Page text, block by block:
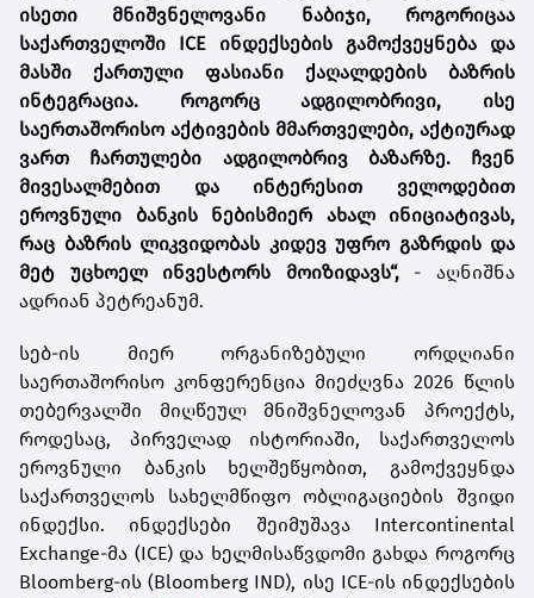
ისეთი მნიშვნელოვანი ნაბიჯი, როგორიცაა
საქართველოში ICE ინდექსების გამოქვეყნება და
მასში ქართული ფასიანი ქაღალდების ბაზრის
ინტეგრაცია. როგორც ადგილობრივი, ისე
საერთაშორისო აქტივების მმართველები, აქტიურად
ვართ ჩართულები ადგილობრივ ბაზარზე. ჩვენ
მივესალმებით და ინტერესით ველოდებით
ეროვნული ბანკის ნებისმიერ ახალ ინიციატივას,
რაც ბაზრის ლიკვიდობას კიდევ უფრო გაზრდის და
მეტ უცხოელ ინვესტორს მოიზიდავს“,- აღნიშნა
ადრიან პეტრეანუმ.
სებ-ის მიერ ორგანიზებული ორდღიანი
საერთაშორისო კონფერენცია მიეძღვნა 2026 წლის
თებერვალში მიღწეულ მნიშვნელოვან პროექტს,
როდესაც, პირველად ისტორიაში, საქართველოს
ეროვნული ბანკის ხელშეწყობით, გამოქვეყნდა
საქართველოს სახელმწიფო ობლიგაციების შვიდი
ინდექსი. ინდექსები შეიმუშავა Intercontinental
Exchange-მა (ICE) და ხელმისაწვდომი გახდა როგორც
Bloomberg-ის (Bloomberg IND), ისე ICE-ის ინდექსების